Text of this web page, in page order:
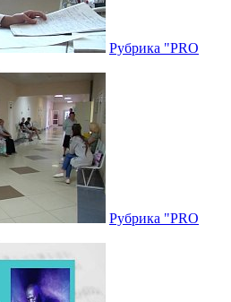
Рубрика "PRO
Рубрика "PRO